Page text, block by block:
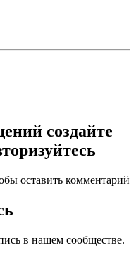
создайте
оставить комментарий
в нашем сообществе.